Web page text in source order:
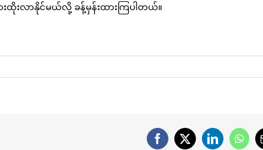
းလာနိုင်မယ်လို့ ခန့်မှန်းထားကြပါတယ်။
Facebook
X LinkedIn